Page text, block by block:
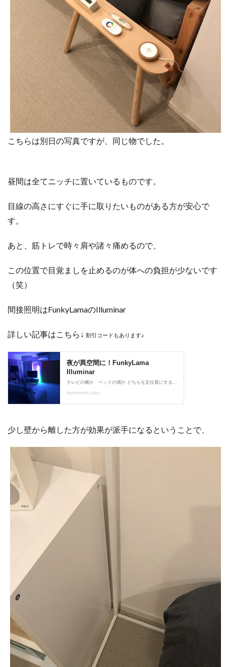
こちらは別日の写真ですが、同じ物でした。
昼間は全てニッチに置いているものです。
目線の高さにすぐに手に取りたいものがある方が安心で
す。
あと、筋トレで時々肩や諸々痛めるので、
この位置で目覚ましを止めるのが体への負担が少ないです
（笑）
間接照明はFunkyLamaのIlluminar
詳しい記事はこちら↓ 割引コードもあります♪
少し壁から離した方が効果が派手になるということで、